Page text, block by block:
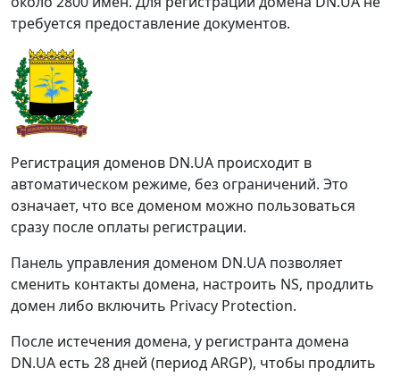
требуется предоставление документов.
Регистрация доменов DN.UA происходит в
автоматическом режиме, без ограничений. Это
означает, что все доменом можно пользоваться
сразу после оплаты регистрации.
Панель управления доменом DN.UA позволяет
сменить контакты домена, настроить NS, продлить
домен либо включить Privacy Protection.
После истечения домена, у регистранта домена
DN.UA есть 28 дней (период ARGP), чтобы продлить